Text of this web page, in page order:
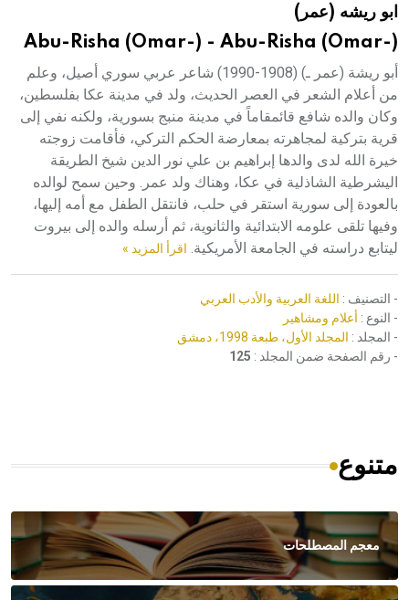
هيئة الموسوعة العربية تطلق موسوعات جديدة في عام 2026ابو ريشه (عمر)
Abu-Risha (Omar-) - Abu-Risha (Omar-)
أبو ريشة (عمر ـ) (1908-1990) شاعر عربي سوري أصيل، وعلم
من أعلام الشعر في العصر الحديث، ولد في مدينة عكا بفلسطين،
وكان والده شافع قائمقاماً في مدينة منبج بسورية، ولكنه نفي إلى
قرية بتركية لمجاهرته بمعارضة الحكم التركي، فأقامت زوجته
خيرة الله لدى والدها إبراهيم بن علي نور الدين شيخ الطريقة
اليشرطية الشاذلية في عكا، وهناك ولد عمر. وحين سمح لوالده
بالعودة إلى سورية استقر في حلب، فانتقل الطفل مع أمه إليها،
وفيها تلقى علومه الابتدائية والثانوية، ثم أرسله والده إلى بيروت
ليتابع دراسته في الجامعة الأمريكية. اقرأ المزيد »
- التصنيف : اللغة العربية والأدب العربي
- النوع : أعلام ومشاهير
- المجلد : المجلد الأول، طبعة 1998، دمشق
- رقم الصفحة ضمن المجلد : 125
متنوع
معجم المصطلحات